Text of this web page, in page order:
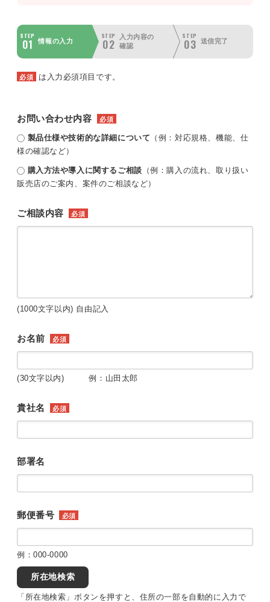
STEP
01 情報の入力
STEP
02
入力内容の
確認
STEP
03 送信完了
必須 は入力必須項目です。
お問い合わせ内容 必須
製品仕様や技術的な詳細について （例：対応規格、機能、仕
様の確認など）
購入方法や導入に関するご相談 （例：購入の流れ、取り扱い
販売店のご案内、案件のご相談など）
ご相談内容 必須
(1000文字以内) 自由記入
お名前 必須
(30文字以内) 例：山田太郎
貴社名 必須
部署名
郵便番号 必須
例：000-0000
所在地検索
「所在地検索」ボタンを押すと、住所の一部を自動的に入力で